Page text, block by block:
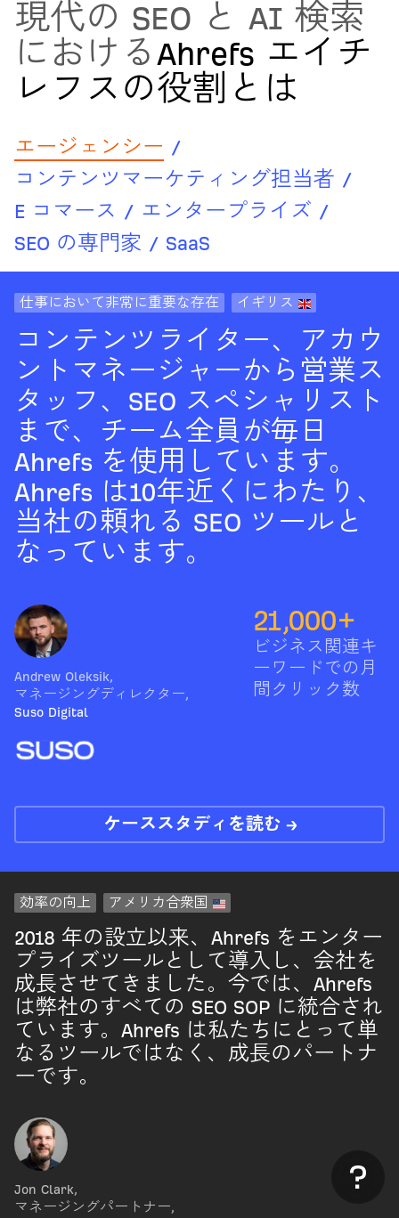
現代の SEO と AI 検索
における Ahrefs エイチ
レフスの役割とは
エージェンシー /
コンテンツマーケティング担当者 /
E コマース / エンタープライズ /
SEO の専門家 / SaaS
仕事において非常に重要な存在 イギリス
コンテンツライター、アカウ
ントマネージャーから営業ス
タッフ、SEO スペシャリスト
まで、チーム全員が毎日
Ahrefs を使用しています。
Ahrefs は10年近くにわたり、
当社の頼れる SEO ツールと
なっています。
Andrew Oleksik,
マネージングディレクター,
Suso Digital
21,000+
ビジネス関連キ
ーワードでの月
間クリック数
ケーススタディを読む →
効率の向上 アメリカ合衆国
2018 年の設立以来、Ahrefs をエンター
プライズツールとして導入し、会社を
成長させてきました。今では、Ahrefs
は弊社のすべての SEO SOP に統合され
ています。Ahrefs は私たちにとって単
なるツールではなく、成長のパートナ
ーです。
Jon Clark,
マネージングパートナー,